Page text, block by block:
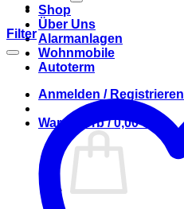
Shop
Über Uns
Alarmanlagen
Wohnmobile
Autoterm
Anmelden / Registrieren
Warenkorb /0,00€
Filter